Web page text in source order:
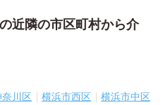
近隣の市区町村から介
川区 横浜市西区
横浜市中区